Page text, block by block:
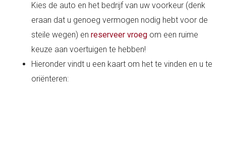
Kies de auto en het bedrijf van uw voorkeur (denk
eraan dat u genoeg vermogen nodig hebt voor de
steile wegen) enreserveer vroeg om een ruime
keuze aan voertuigen te hebben!
Hieronder vindt u een kaart om het te vinden en u te
oriënteren: